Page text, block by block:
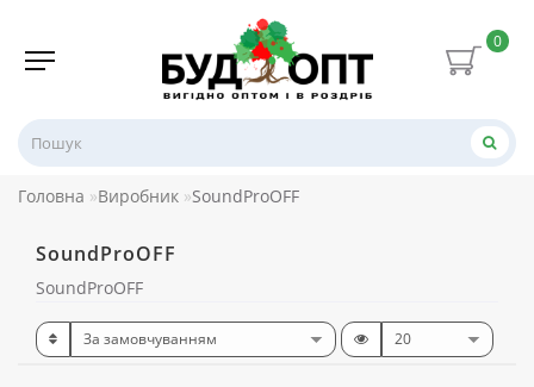
0
Головна Виробник SoundProOFF
SoundProOFF
SoundProOFF